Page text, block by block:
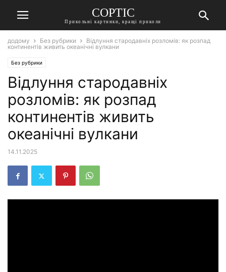
СОРТІС
Прикольні картинки, кращі приколи
додому Без рубрики
Відлуння стародавніх розломів: як розпад
континентів живить океанічні вулкани
Без рубрики
Відлуння стародавніх
розломів: як розпад
континентів живить
океанічні вулкани
14.11.2025